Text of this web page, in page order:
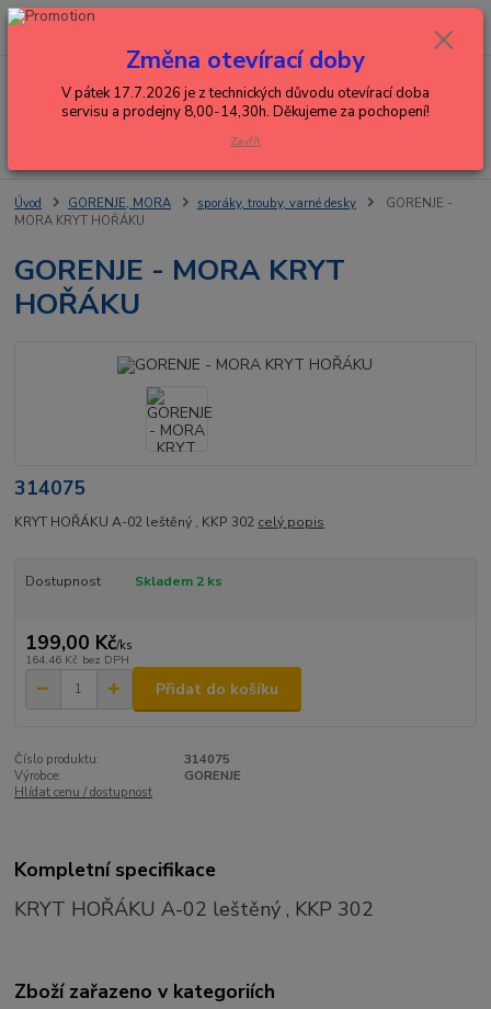
Menu
+420 602 288 130
0,00 Kč
Úvod GORENJE, MORA sporáky, trouby, varné desky
GORENJE -
MORA KRYT HOŘÁKU
GORENJE - MORA KRYT
HOŘÁKU
314075
KRYT HOŘÁKU A-02 leštěný , KKP 302 celý popis
Dostupnost Skladem 2 ks
199,00 Kč/ks
164,46 Kč bez DPH
Přidat do košíku
Číslo produktu:
314075
Výrobce:
GORENJE
Hlídat cenu / dostupnost
Kompletní specifikace
KRYT HOŘÁKU A-02 leštěný , KKP 302
Zboží zařazeno v kategoriích
Změna otevírací doby
V pátek 17.7.2026 je z technických důvodu otevírací doba
servisu a prodejny 8,00-14,30h. Děkujeme za pochopení!
Zavřít